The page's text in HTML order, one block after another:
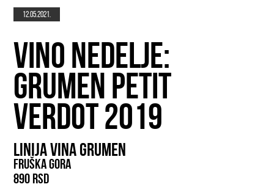
12.05.2021.
VINO NEDELJE:
GRUMEN PETIT
VERDOT 2019
LINIJA VINA GRUMEN
FRUŠKA GORA
890 RSD